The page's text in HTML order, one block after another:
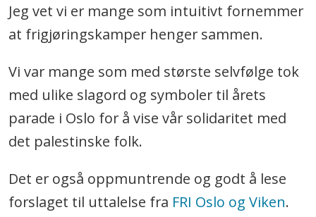
Jeg vet vi er mange som intuitivt fornemmer
at frigjøringskamper henger sammen.
Vi var mange som med største selvfølge tok
med ulike slagord og symboler til årets
parade i Oslo for å vise vår solidaritet med
det palestinske folk.
Det er også oppmuntrende og godt å lese
forslaget til uttalelse fra FRI Oslo og Viken.